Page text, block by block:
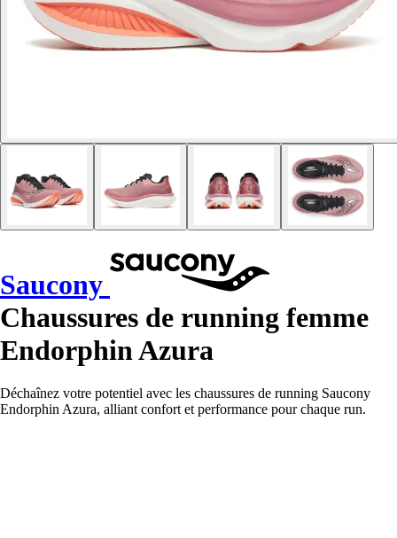
Saucony
Chaussures de running femme
Endorphin Azura
Déchaînez votre potentiel avec les chaussures de running Saucony
Endorphin Azura, alliant confort et performance pour chaque run.